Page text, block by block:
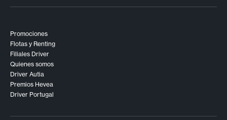
Promociones
Flotas y Renting
Filiales Driver
Quienes somos
Driver Autia
Premios Hevea
Driver Portugal